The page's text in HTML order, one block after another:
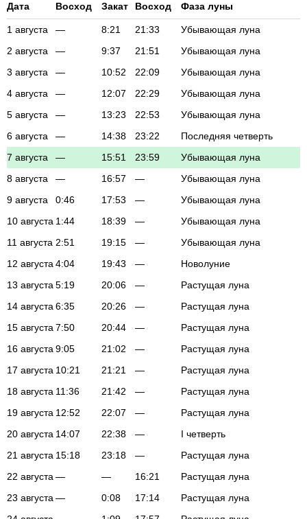
Дата Восход Закат Восход Фаза луны
1 августа — 8:21 21:33
Убывающая луна
2 августа
— 9:37 21:51
Убывающая луна
3 августа
— 10:52 22:09
Убывающая луна
4 августа
— 12:07 22:29
Убывающая луна
5 августа
— 13:23 22:53
Убывающая луна
6 августа
— 14:38 23:22
Последняя четверть
7 августа
— 15:51 23:59
Убывающая луна
8 августа
— 16:57 —
Убывающая луна
9 августа
0:46 17:53 —
Убывающая луна
10 августа 1:44 18:39 —
Убывающая луна
11 августа 2:51 19:15 —
Убывающая луна
12 августа 4:04 19:43 —
Новолуние
13 августа 5:19 20:06 —
Растущая луна
14 августа 6:35 20:26 —
Растущая луна
15 августа 7:50 20:44 —
Растущая луна
16 августа 9:05 21:02 —
Растущая луна
17 августа 10:21 21:21 —
Растущая луна
18 августа 11:36 21:42 —
Растущая луна
19 августа 12:52 22:07 —
Растущая луна
20 августа 14:07 22:38 —
I четверть
21 августа 15:18 23:18 —
Растущая луна
22 августа — — 16:21
Растущая луна
23 августа — 0:08 17:14
Растущая луна